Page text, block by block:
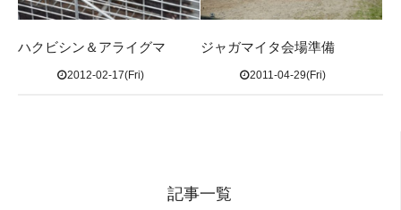
ハクビシン＆アライグマ
2012-02-17(Fri)
ジャガマイタ会場準備
2011-04-29(Fri)
記事一覧